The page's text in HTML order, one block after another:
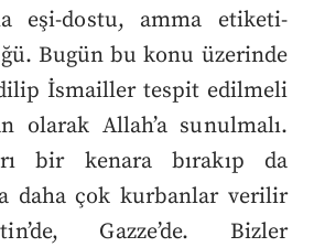
eşi-dostu, amma etiketi-
Bugün bu konu üzerinde
İsmailler tespit edilmeli
olarak Allah’a sunulmalı.
bir kenara bırakıp da
daha çok kurbanlar verilir
Gazze’de. Bizler